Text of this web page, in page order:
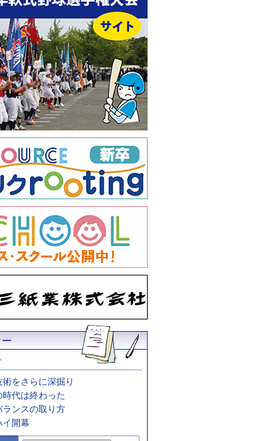
をさらに深掘り
代は終わった
ンスの取り方
イ開幕